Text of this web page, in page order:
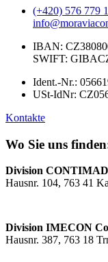
(+420) 576 779
IBAN:
SWIFT:
Ident.-Nr.:
USt-IdNr:
Kontakte
Wo Sie uns
Division
Hausnr. 104, 763 41
Division IMECON
Hausnr. 387, 763 18